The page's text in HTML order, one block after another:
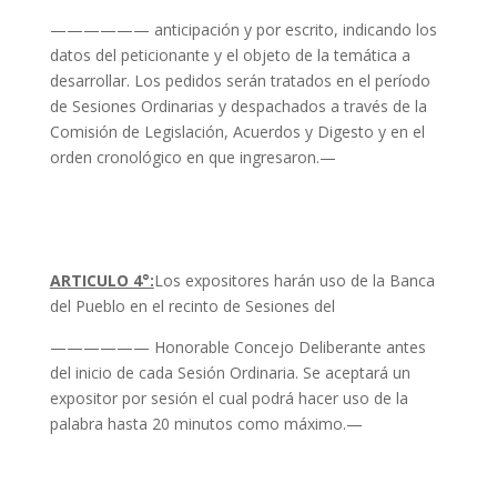
—————— anticipación y por escrito, indicando los
datos del peticionante y el objeto de la temática a
desarrollar. Los pedidos serán tratados en el período
de Sesiones Ordinarias y despachados a través de la
Comisión de Legislación, Acuerdos y Digesto y en el
orden cronológico en que ingresaron.—
ARTICULO 4°:Los expositores harán uso de la Banca
del Pueblo en el recinto de Sesiones del
—————— Honorable Concejo Deliberante antes
del inicio de cada Sesión Ordinaria. Se aceptará un
expositor por sesión el cual podrá hacer uso de la
palabra hasta 20 minutos como máximo.—